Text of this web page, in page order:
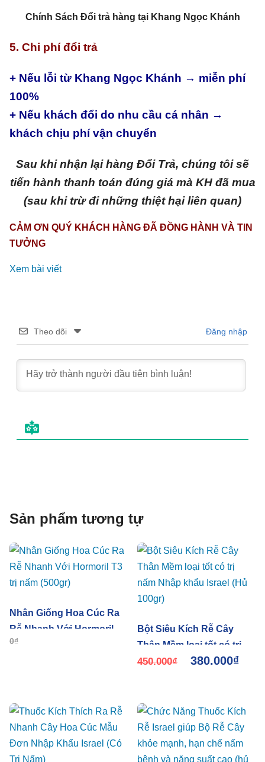
Chính Sách Đổi trả hàng tại Khang Ngọc Khánh
5. Chi phí đổi trả
+ Nếu lỗi từ Khang Ngọc Khánh → miễn phí
100%
+ Nếu khách đổi do nhu cầu cá nhân →
khách chịu phí vận chuyển
Sau khi nhận lại hàng Đổi Trả, chúng tôi sẽ
tiến hành thanh toán đúng giá mà KH đã mua
(sau khi trừ đi những thiệt hại liên quan)
CẢM ƠN QUÝ KHÁCH HÀNG ĐÃ ĐỒNG HÀNH VÀ TIN
TƯỞNG
Xem bài viết
Theo dõi Đăng nhập
Sản phẩm tương tự
Nhân Giống Hoa Cúc Ra
Rễ Nhanh Với Hormoril T3
trị nấm (500gr)
0₫
Bột Siêu Kích Rễ Cây
Thân Mềm loại tốt có trị
nấm Nhập khẩu Israel (Hủ
450.000₫ 380.000₫